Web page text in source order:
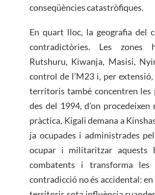
conseqüències catastròfiques.
En quart lloc, la geografia del
contradictòries. Les zones
Rutshuru, Kiwanja, Masisi,
control de l’M23 i, per
territoris també concentren les
des del 1994, d’on
pràctica, Kigali demana a
ja ocupades i administrades
ocupar i militaritzar aquests
combatents i transforma les
contradicció no és accidental: